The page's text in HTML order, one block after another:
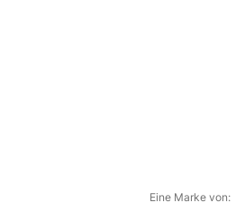
Eine Marke von: